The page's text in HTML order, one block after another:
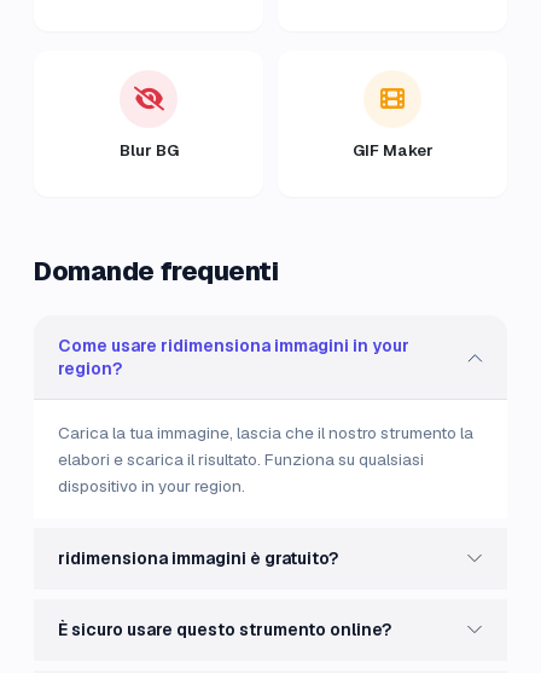
Blur BG GIF Maker
Domande frequenti
Come usare ridimensiona immagini in your
region?
Carica la tua immagine, lascia che il nostro strumento la
elabori e scarica il risultato. Funziona su qualsiasi
dispositivo in your region.
ridimensiona immagini è gratuito?
È sicuro usare questo strumento online?